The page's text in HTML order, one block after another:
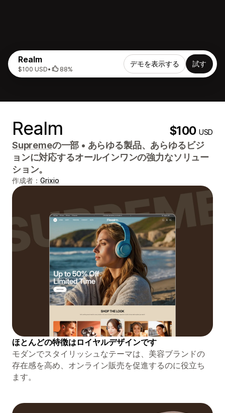
Realm
$100 USD• 88%
デモを表示する 試す
Realm $100USD
Supremeの一部 • あらゆる製品、あらゆるビジ
ョンに対応するオールインワンの強力なソリュー
ション。
作成者： Grixio
ほとんどの特徴はロイヤルデザインです
モダンでスタイリッシュなテーマは、美容ブランドの
存在感を高め、オンライン販売を促進するのに役立ち
ます。